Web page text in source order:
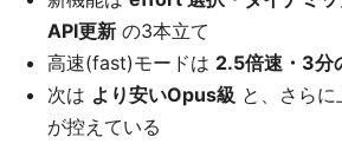
API更新 の3本立て
高速(fast)モードは 2.5倍速・3分
次は より安いOpus級 と、さらに
が控えている